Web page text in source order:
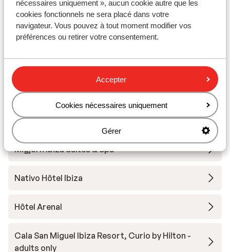
nécessaires uniquement », aucun cookie autre que les
cookies fonctionnels ne sera placé dans votre
navigateur. Vous pouvez à tout moment modifier vos
préférences ou retirer votre consentement.
Accepter
Cookies nécessaires uniquement
Gérer
Autres hébergements - Ibiza
Sol Bahia Ibiza Suites
Hôtel Anfora Ibiza
Hôtel Torre del Mar
Migjorn Ibiza Suites & Spa
Nativo Hôtel Ibiza
Hôtel Arenal
Cala San Miguel Ibiza Resort, Curio by Hilton -
adults only